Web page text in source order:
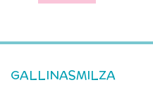
GALLINASMILZA